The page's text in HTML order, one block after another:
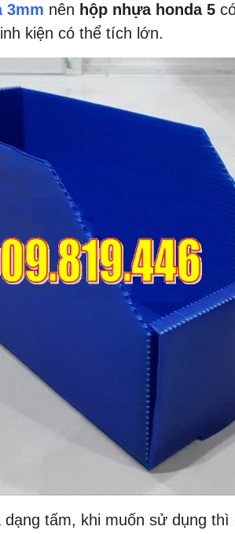
3mm nên hộp nhựa honda 5
kiện có thể tích lớn.
dạng tấm, khi muốn sử dụng